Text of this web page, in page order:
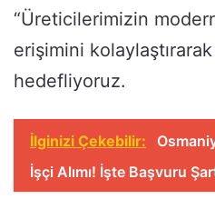
“Üreticilerimizin
erişimini
hedefliyoruz.
İlginizi Çekebilir:
İşçi Alımı! İşte Başvuru